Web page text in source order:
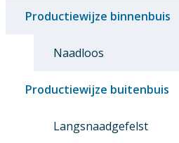
Productiewijze binnenbuis
Naadloos
Productiewijze buitenbuis
Langsnaadgefelst